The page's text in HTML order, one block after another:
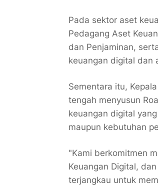
Pada sektor aset
Pedagang Aset
dan Penjaminan,
keuangan digital dan
Sementara itu,
tengah menyusun
keuangan digital
maupun kebutuhan
"Kami berkomitmen
Keuangan Digital,
terjangkau untuk